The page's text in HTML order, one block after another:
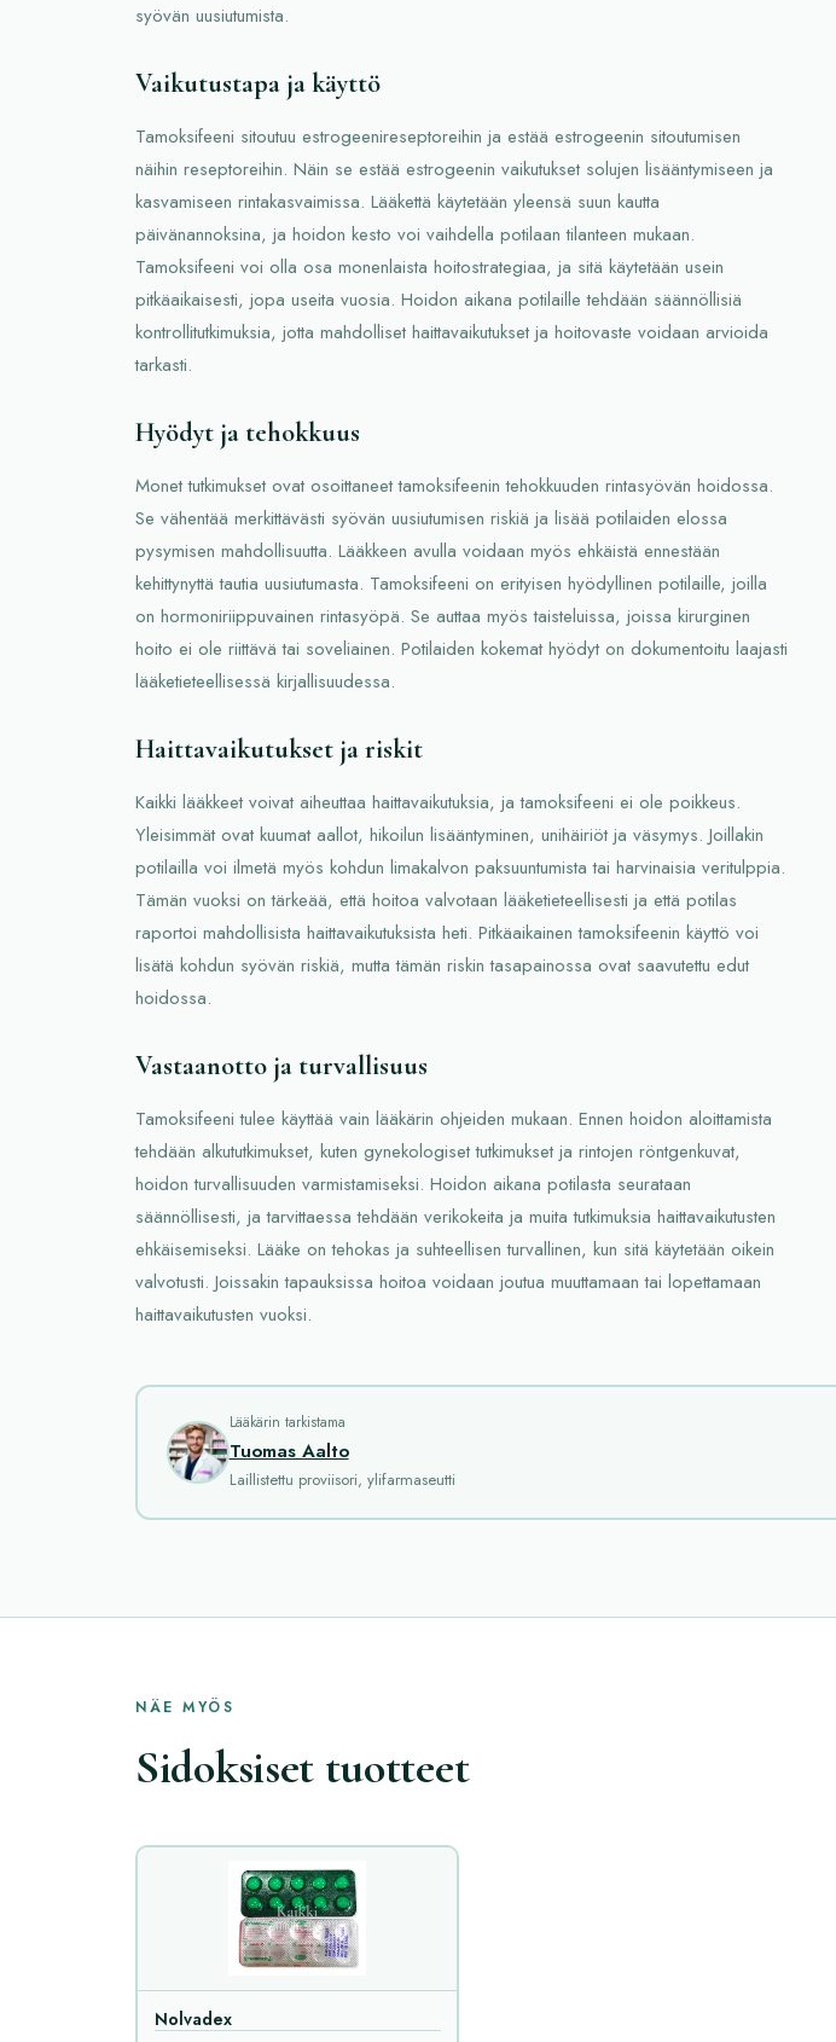
syövän uusiutumista.
Vaikutustapa ja käyttö
Tamoksifeeni sitoutuu estrogeenireseptoreihin ja estää estrogeenin sitoutumisen
näihin reseptoreihin. Näin se estää estrogeenin vaikutukset solujen lisääntymiseen ja
kasvamiseen rintakasvaimissa. Lääkettä käytetään yleensä suun kautta
päivänannoksina, ja hoidon kesto voi vaihdella potilaan tilanteen mukaan.
Tamoksifeeni voi olla osa monenlaista hoitostrategiaa, ja sitä käytetään usein
pitkäaikaisesti, jopa useita vuosia. Hoidon aikana potilaille tehdään säännöllisiä
kontrollitutkimuksia, jotta mahdolliset haittavaikutukset ja hoitovaste voidaan arvioida
tarkasti.
Hyödyt ja tehokkuus
Monet tutkimukset ovat osoittaneet tamoksifeenin tehokkuuden rintasyövän hoidossa.
Se vähentää merkittävästi syövän uusiutumisen riskiä ja lisää potilaiden elossa
pysymisen mahdollisuutta. Lääkkeen avulla voidaan myös ehkäistä ennestään
kehittynyttä tautia uusiutumasta. Tamoksifeeni on erityisen hyödyllinen potilaille, joilla
on hormoniriippuvainen rintasyöpä. Se auttaa myös taisteluissa, joissa kirurginen
hoito ei ole riittävä tai soveliainen. Potilaiden kokemat hyödyt on dokumentoitu laajasti
lääketieteellisessä kirjallisuudessa.
Haittavaikutukset ja riskit
Kaikki lääkkeet voivat aiheuttaa haittavaikutuksia, ja tamoksifeeni ei ole poikkeus.
Yleisimmät ovat kuumat aallot, hikoilun lisääntyminen, unihäiriöt ja väsymys. Joillakin
potilailla voi ilmetä myös kohdun limakalvon paksuuntumista tai harvinaisia veritulppia.
Tämän vuoksi on tärkeää, että hoitoa valvotaan lääketieteellisesti ja että potilas
raportoi mahdollisista haittavaikutuksista heti. Pitkäaikainen tamoksifeenin käyttö voi
lisätä kohdun syövän riskiä, mutta tämän riskin tasapainossa ovat saavutettu edut
hoidossa.
Vastaanotto ja turvallisuus
Tamoksifeeni tulee käyttää vain lääkärin ohjeiden mukaan. Ennen hoidon aloittamista
tehdään alkututkimukset, kuten gynekologiset tutkimukset ja rintojen röntgenkuvat,
hoidon turvallisuuden varmistamiseksi. Hoidon aikana potilasta seurataan
säännöllisesti, ja tarvittaessa tehdään verikokeita ja muita tutkimuksia haittavaikutusten
ehkäisemiseksi. Lääke on tehokas ja suhteellisen turvallinen, kun sitä käytetään oikein
valvotusti. Joissakin tapauksissa hoitoa voidaan joutua muuttamaan tai lopettamaan
haittavaikutusten vuoksi.
Lääkärin tarkistama
Tuomas Aalto
Laillistettu proviisori, ylifarmaseutti
NÄE MYÖS
Sidoksiset tuotteet
Nolvadex